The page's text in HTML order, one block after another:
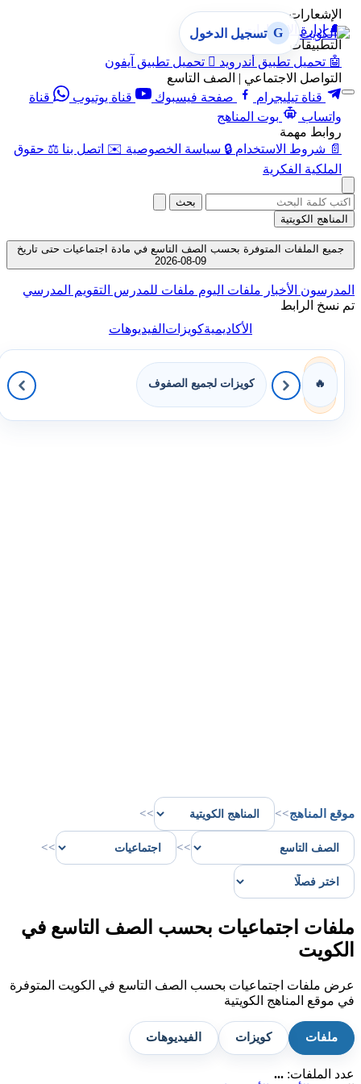
الإشعارات
🔔 إدارة الإشعارات
التطبيقات
🤖 تحميل تطبيق أندرويد  تحميل تطبيق آيفون
التواصل الاجتماعي | الصف التاسع
قناة تيليجرام
صفحة فيسبوك قناة يوتيوب
قناة
واتساب
بوت المناهج
روابط مهمة
📄 شروط الاستخدام 🔒 سياسة الخصوصية ✉️ اتصل بنا ⚖️ حقوق
الملكية الفكرية
G تسجيل الدخول
بحث
المناهج الكويتية
جميع الملفات المتوفرة بحسب الصف التاسع في مادة اجتماعيات حتى تاريخ
09-08-2026
المدرسون الأخبار ملفات اليوم ملفات للمدرس التقويم المدرسي
تم نسخ الرابط
الأكاديميةكويزاتالفيديوهات
🔥 كويزات لجميع الصفوف
موقع المناهج>>
>>
>>
>>
ملفات اجتماعيات بحسب الصف التاسع في
الكويت
عرض ملفات اجتماعيات بحسب الصف التاسع في الكويت المتوفرة
في موقع المناهج الكويتية
ملفات كويزات الفيديوهات
عدد الملفات: ...